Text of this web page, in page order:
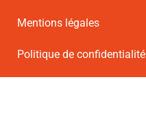
Mentions légales
Politique de confidentialité